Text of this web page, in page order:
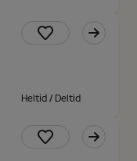
Heltid / Deltid